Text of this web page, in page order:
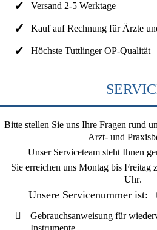
Versand 2-5 Werktage
Kauf auf Rechnung für Ärzte
Höchste Tuttlinger OP-Qualität
Bitte stellen Sie uns Ihre Fragen rund
Arzt- und
Unser Serviceteam steht Ihnen
Sie erreichen uns Montag bis Freitag
Uhr.
Unsere Servicenummer ist:
Gebrauchsanweisung für
Instrumente